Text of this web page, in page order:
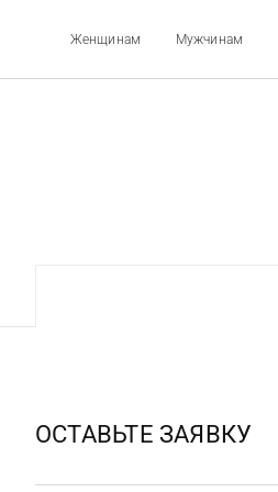
Женщинам Мужчинам
ОСТАВЬТЕ ЗАЯВКУ